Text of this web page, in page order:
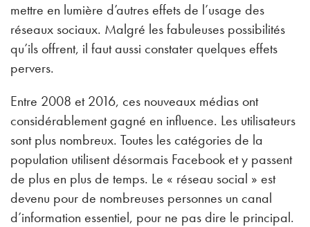
mettre en lumière d’autres effets de l’usage des
réseaux sociaux. Malgré les fabuleuses possibilités
qu’ils offrent, il faut aussi constater quelques effets
pervers.
Entre 2008 et 2016, ces nouveaux médias ont
considérablement gagné en influence. Les utilisateurs
sont plus nombreux. Toutes les catégories de la
population utilisent désormais Facebook et y passent
de plus en plus de temps. Le « réseau social » est
devenu pour de nombreuses personnes un canal
d’information essentiel, pour ne pas dire le principal.